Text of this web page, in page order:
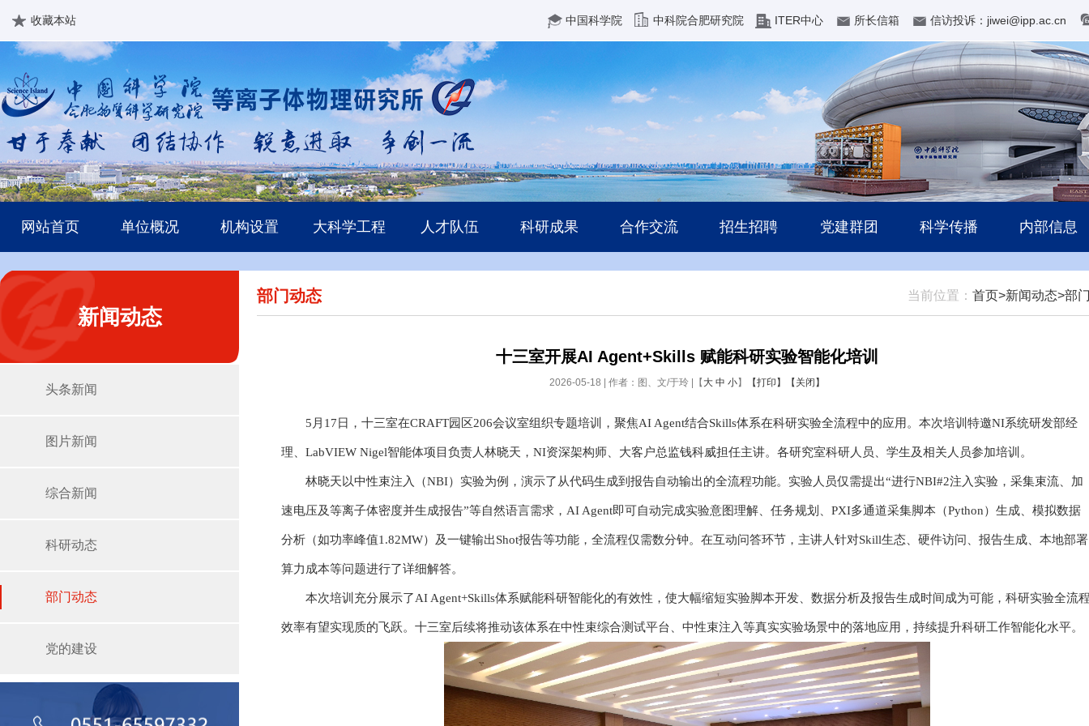
收藏本站 中国科学院 中科院合肥研究院 ITER中心 所长信箱 信访投诉：jiwei@ipp.ac.cn
网站首页 单位概况 机构设置 大科学工程 人才队伍 科研成果 合作交流 招生招聘 党建群团 科学传播 内部信息
新闻动态
头条新闻
图片新闻
综合新闻
科研动态
部门动态
党的建设
当前位置： 首页>新闻动态>部
部门动态
十三室开展AI Agent+Skills 赋能科研实验智能化培训
2026-05-18 | 作者：图、文/于玲 |【 大 中 小】 【打印】 【关闭】
5月17日，十三室在CRAFT园区206会议室组织专题培训，聚焦AI Agent结合Skills体系在科研实验全流程中的应用。本次培训特邀NI系统研发部经
理、LabVIEW Nigel智能体项目负责人林晓天，NI资深架构师、大客户总监钱科威担任主讲。各研究室科研人员、学生及相关人员参加培训。
林晓天以中性束注入（NBI）实验为例，演示了从代码生成到报告自动输出的全流程功能。实验人员仅需提出“进行NBI#2注入实验，采集束流、加
速电压及等离子体密度并生成报告”等自然语言需求，AI Agent即可自动完成实验意图理解、任务规划、PXI多通道采集脚本（Python）生成、模拟数据
分析（如功率峰值1.82MW）及一键输出Shot报告等功能，全流程仅需数分钟。在互动问答环节，主讲人针对Skill生态、硬件访问、报告生成、本地部署
算力成本等问题进行了详细解答。
本次培训充分展示了AI Agent+Skills体系赋能科研智能化的有效性，使大幅缩短实验脚本开发、数据分析及报告生成时间成为可能，科研实验全流
效率有望实现质的飞跃。十三室后续将推动该体系在中性束综合测试平台、中性束注入等真实实验场景中的落地应用，持续提升科研工作智能化水平。